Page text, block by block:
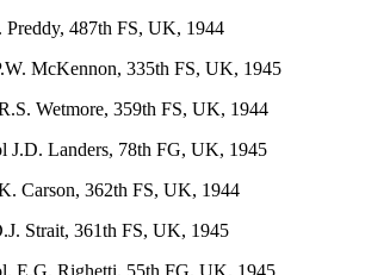
487th FS, UK, 1944
McKennon, 335th FS, UK, 1945
Wetmore, 359th FS, UK, 1944
Landers, 78th FG, UK, 1945
Carson, 362th FS, UK, 1944
Strait, 361th FS, UK, 1945